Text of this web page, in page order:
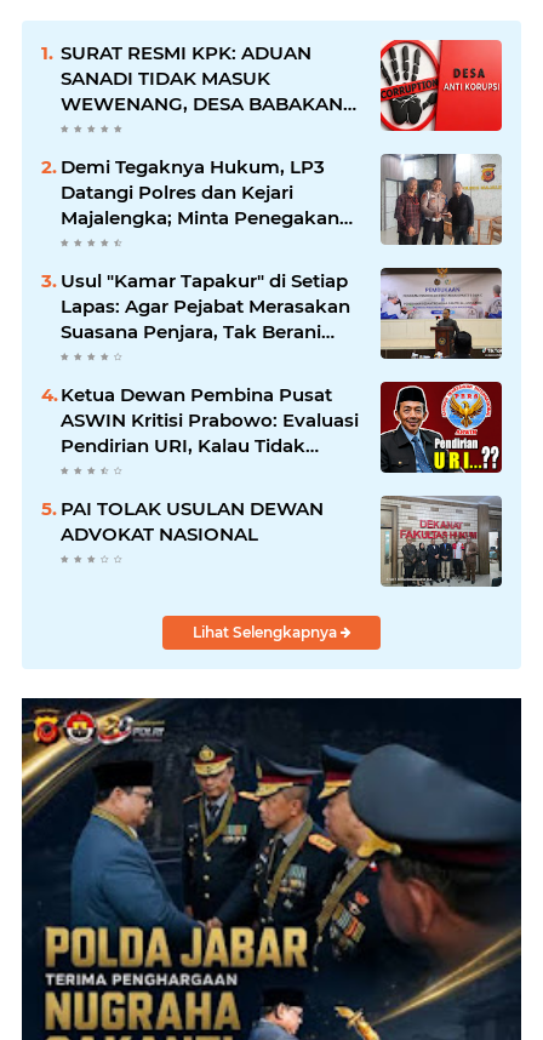
SURAT RESMI KPK: ADUAN
SANADI TIDAK MASUK
WEWENANG, DESA BABAKAN
JUSTRU DITETAPKAN DESA
KEJAKSAAN
Demi Tegaknya Hukum, LP3
Datangi Polres dan Kejari
Majalengka; Minta Penegakan
Proporsional: Restoratif untuk
Oknum
Usul "Kamar Tapakur" di Setiap
Lapas: Agar Pejabat Merasakan
Suasana Penjara, Tak Berani
Korupsi dan Menyalahgunakan
Ketua Dewan Pembina Pusat
ASWIN Kritisi Prabowo: Evaluasi
Pendirian URI, Kalau Tidak
Mendesak Sebaiknya
PAI TOLAK USULAN DEWAN
ADVOKAT NASIONAL
Lihat Selengkapnya